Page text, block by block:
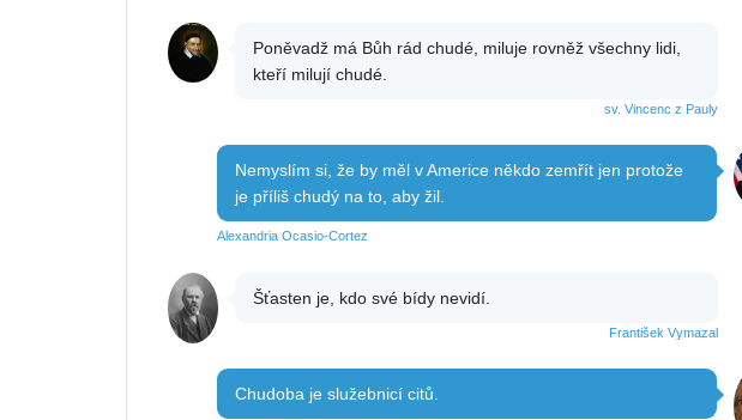
Poněvadž má Bůh rád chudé, miluje rovněž všechny lidi,
kteří milují chudé.
sv. Vincenc z Pauly
Nemyslím si, že by měl v Americe někdo zemřít jen protože
je příliš chudý na to, aby žil.
Alexandria Ocasio-Cortez
Šťasten je, kdo své bídy nevidí.
František Vymazal
Chudoba je služebnicí citů.